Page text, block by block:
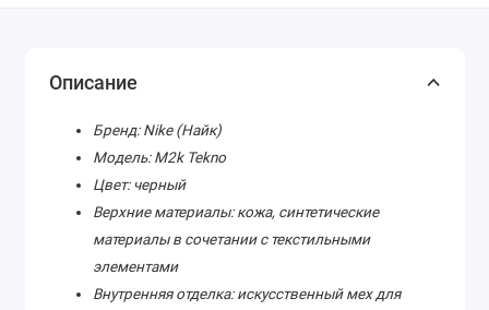
Описание
Бренд: Nike (Найк)
Модель: M2k Tekno
Цвет: черный
Верхние материалы: кожа, синтетические
материалы в сочетании с текстильными
элементами
Внутренняя отделка: искусственный мех для